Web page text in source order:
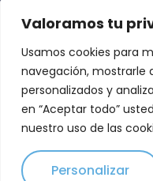
Valoramos tu
Usamos cookies para
navegación, mostrarle
personalizados y
en “Aceptar todo”
nuestro uso de las
Personalizar